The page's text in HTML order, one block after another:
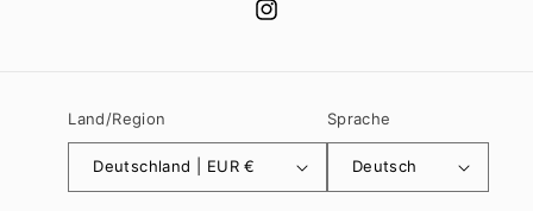
Instagram
Land/Region
Deutschland | EUR €
Sprache
Deutsch